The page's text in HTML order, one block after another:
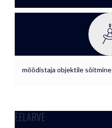
mõõdistaja objektile sõitmine
EELARVE